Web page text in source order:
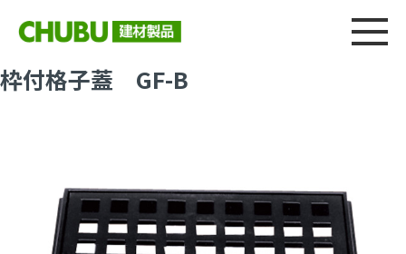
総合
枠付格子蓋 GF-B